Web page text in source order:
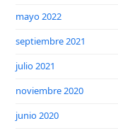
mayo 2022
septiembre 2021
julio 2021
noviembre 2020
junio 2020